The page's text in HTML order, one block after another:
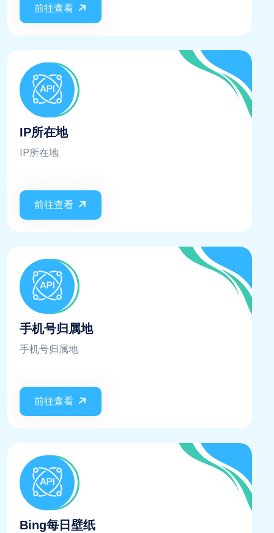
前往查看
IP所在地
IP所在地
前往查看
手机号归属地
手机号归属地
前往查看
Bing每日壁纸